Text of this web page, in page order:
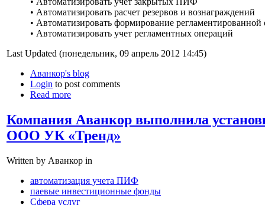
• Автоматизировать расчет резервов и вознаграждений
• Автоматизировать формирование регламентированной
• Автоматизировать учет регламентных операций
Last Updated (понедельник, 09 апрель 2012 14:45)
Аванкор's blog
Login to post comments
Read more
Компания Аванкор выполнила
ООО УК «Тренд»
Written by Аванкор in
автоматизация учета ПИФ
паевые инвестиционные фонды
Сфера услуг